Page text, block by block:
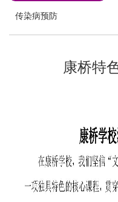
传染病预防
康桥特